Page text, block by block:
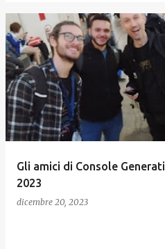
Gli amici di Console
2023
dicembre 20, 2023